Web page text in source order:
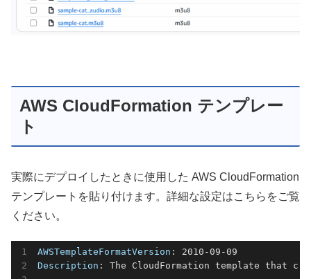
AWS CloudFormation テンプレー
ト
実際にデプロイしたときに使用した AWS CloudFormation
テンプレートを貼り付けます。詳細な設定はこちらをご覧
ください。
AWSTemplateFormatVersion
Description : The CloudFormation template that